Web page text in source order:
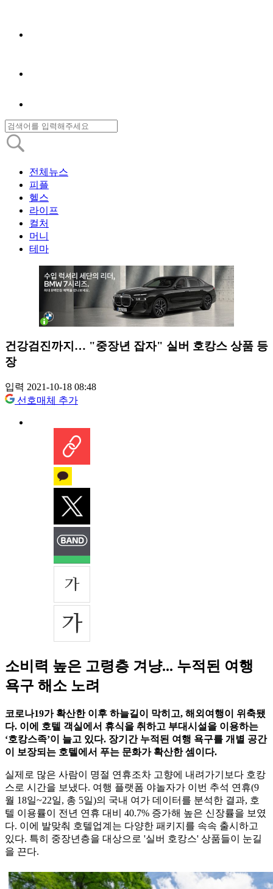
전체뉴스
피플
헬스
라이프
컬처
머니
테마
건강검진까지… "중장년 잡자" 실버 호캉스 상품 등
장
입력 2021-10-18 08:48
선호매체 추가
소비력 높은 고령층 겨냥... 누적된 여행
욕구 해소 노려
코로나19가 확산한 이후 하늘길이 막히고, 해외여행이 위축됐
다. 이에 호텔 객실에서 휴식을 취하고 부대시설을 이용하는
‘호캉스족’이 늘고 있다. 장기간 누적된 여행 욕구를 개별 공간
이 보장되는 호텔에서 푸는 문화가 확산한 셈이다.
실제로 많은 사람이 명절 연휴조차 고향에 내려가기보다 호캉
스로 시간을 보냈다. 여행 플랫폼 야놀자가 이번 추석 연휴(9
월 18일~22일, 총 5일)의 국내 여가 데이터를 분석한 결과, 호
텔 이용률이 전년 연휴 대비 40.7% 증가해 높은 신장률을 보였
다. 이에 발맞춰 호텔업계는 다양한 패키지를 속속 출시하고
있다. 특히 중장년층을 대상으로 '실버 호캉스' 상품들이 눈길
을 끈다.